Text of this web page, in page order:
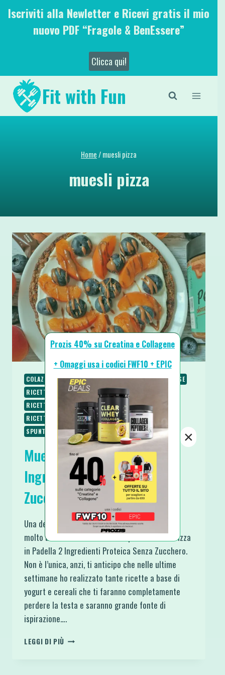
SaltaIscriviti alla Newletter e Ricevi gratis il mio
nuovo PDF “Fragole & BenEssere”
Clicca qui!
Fit with Fun
Home/muesli pizza
muesli pizza
COLAZIONE PIATTI VELOCI RICETTE
RICETTE BASE
RICETTE DOLCI
RICETTE PROTEICHE
RICETTE SENZA BURRO
RICETTE SENZA LATTOSIO
RICETTE SENZA ZUCCHERO
RICETTE VEGETARIANE
SPUNTINI E SNACKS
Muesli Pizza in Padella 2
Ingredienti Proteica Senza
Zucchero
Una delle colazioni estive che sto sfruttando
molto ultimamente è di sicuro questa Muesli Pizza
in Padella 2 Ingredienti Proteica Senza Zucchero.
Non è l’unica, anzi, ti anticipo che nelle ultime
settimane ho realizzato tante ricette a base di
yogurt e cereali che ti faranno completamente
perdere la testa e saranno grande fonte di
ispirazione….
LEGGI DI PIÙ MUESLI
Prozis 40% su Creatina e Collagene
+ Omaggi usa i codici FWF10 + EPIC
×